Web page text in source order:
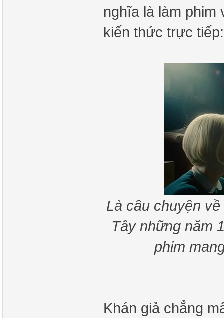
nghĩa là làm phim
kiến thức trực
Là câu chuyện
Tây những năm
phim
Khán giả chẳng